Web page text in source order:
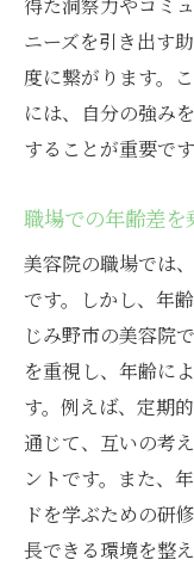
得た洞察力やコミ
ニーズを引き出す
度に繋がります。
には、自分の強み
することが重要です
職場での年齢差
美容院の職場では
です。しかし、年
じみ野市の美容院
を重視し、年齢に
す。例えば、定期
通じて、互いの考
ントです。また、
ドを学ぶための研
長できる環境を整